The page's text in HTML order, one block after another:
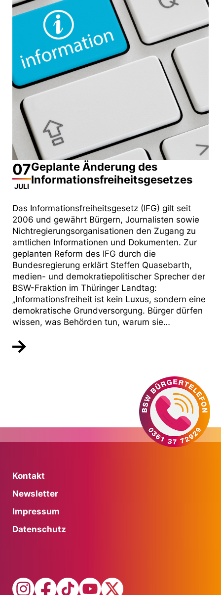
07
JULI
Geplante Änderung des
Informationsfreiheitsgesetzes
Das Informationsfreiheitsgesetz (IFG) gilt seit
2006 und gewährt Bürgern, Journalisten sowie
Nichtregierungsorganisationen den Zugang zu
amtlichen Informationen und Dokumenten. Zur
geplanten Reform des IFG durch die
Bundesregierung erklärt Steffen Quasebarth,
medien- und demokratiepolitischer Sprecher der
BSW-Fraktion im Thüringer Landtag:
„Informationsfreiheit ist kein Luxus, sondern eine
demokratische Grundversorgung. Bürger dürfen
wissen, was Behörden tun, warum sie…
Kontakt
Newsletter
Impressum
Datenschutz